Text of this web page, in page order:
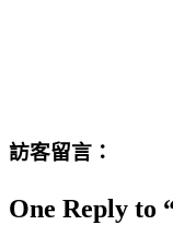
訪客留言：
One Reply to